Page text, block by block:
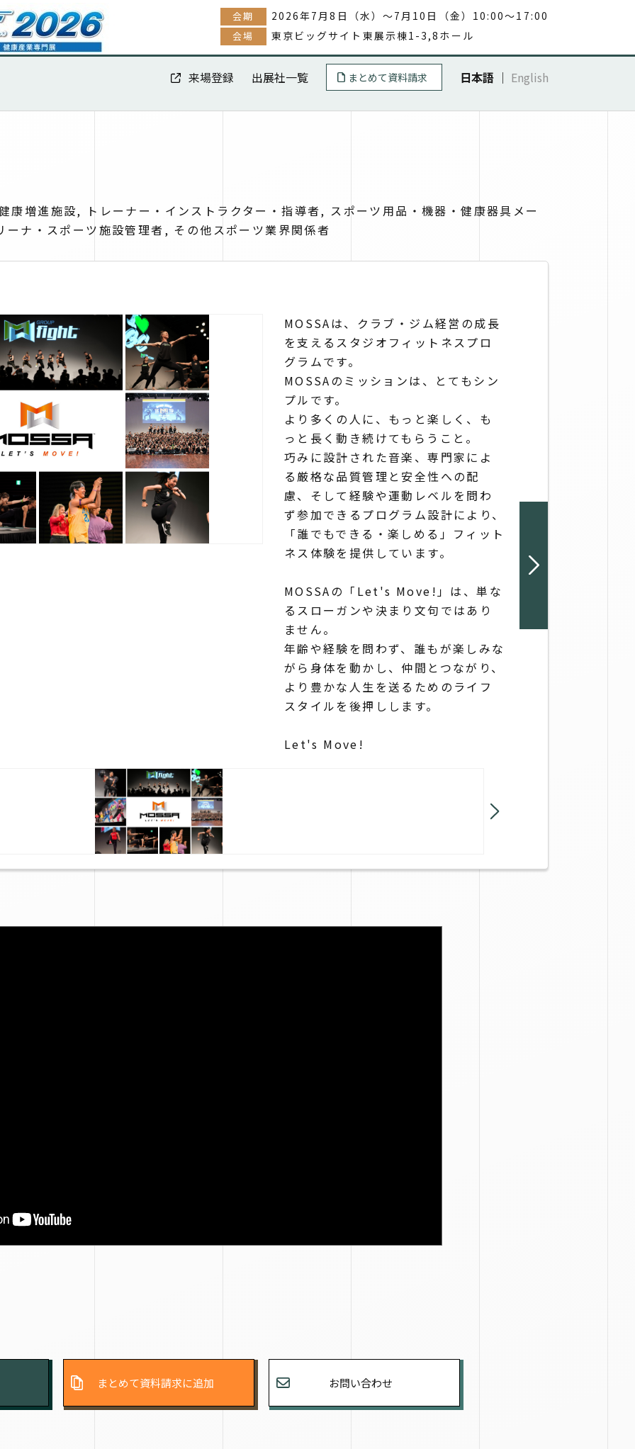
会期 2026年7月8日（水）～7月10日（金）10:00～17:00
会場 東京ビッグサイト東展示棟1-3,8ホール
来場登録 出展社一覧 まとめて資料請求 日本語 ｜ English
康増進施設, トレーナー・インストラクター・指導者, スポーツ用品・機器・健康器具メー
ーナ・スポーツ施設管理者, その他スポーツ業界関係者
MOSSAは、クラブ・ジム経営の成長
を支えるスタジオフィットネスプロ
グラムです。
MOSSAのミッションは、とてもシン
プルです。
より多くの人に、もっと楽しく、も
っと長く動き続けてもらうこと。
巧みに設計された音楽、専門家によ
る厳格な品質管理と安全性への配
慮、そして経験や運動レベルを問わ
ず参加できるプログラム設計により、
「誰でもできる・楽しめる」フィット
ネス体験を提供しています。
MOSSAの「Let's Move!」は、単な
るスローガンや決まり文句ではあり
ません。
年齢や経験を問わず、誰もが楽しみな
がら身体を動かし、仲間とつながり、
より豊かな人生を送るためのライフ
スタイルを後押しします。
Let's Move!
まとめて資料請求に追加 お問い合わせ